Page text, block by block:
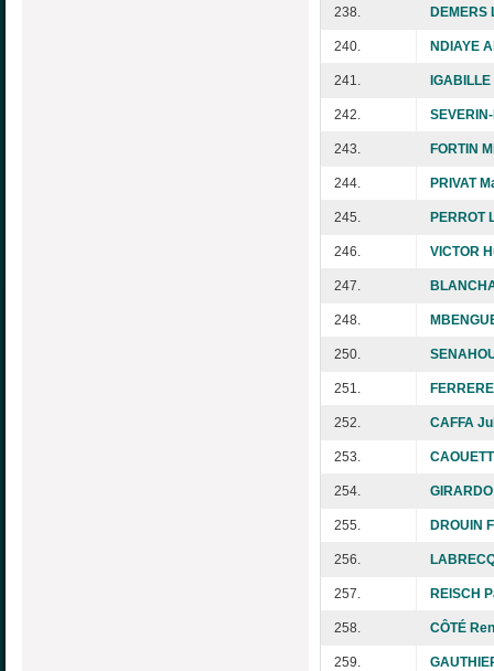
238. DEMERS
240. NDIAYE
241.
242.
243. FORTIN
244. PRIVAT
245. PERROT
246. VICTOR
247.
248.
250.
251.
252. CAFFA
253.
254.
255. DROUIN
256.
257. REISCH
258. CÔTÉ
259.